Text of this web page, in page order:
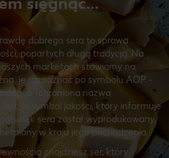
dobrego sera to sprawa
popartych długą tradycją. Na
marketach stawiamy na
je rozpoznać po symbolu AOP -
(chroniona nazwa
to symbol jakości, który informuje
sera został wyprodukowany,
w kraju jego pochodzenia.
znajdziesz ser, który